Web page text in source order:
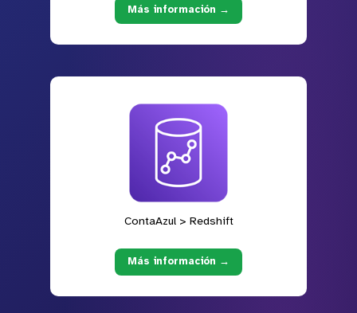
Más información →
ContaAzul > Redshift
Más información →